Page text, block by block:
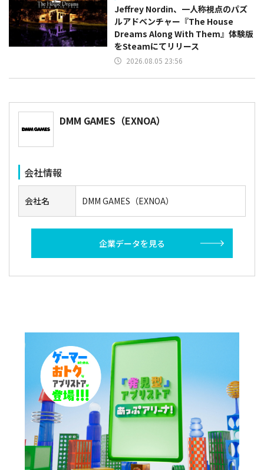
Jeffrey Nordin、一人称視点のパズ
ルアドベンチャー『The House
Dreams Along With Them』体験版
をSteamにてリリース
2026.08.05 23:56
DMM GAMES（EXNOA）
会社情報
会社名 DMM GAMES（EXNOA）
企業データを見る